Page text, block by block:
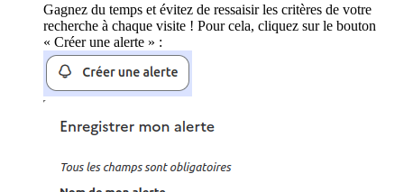
Gagnez du temps et évitez de ressaisir les critères de votre
recherche à chaque visite ! Pour cela, cliquez sur le bouton
« Créer une alerte » :